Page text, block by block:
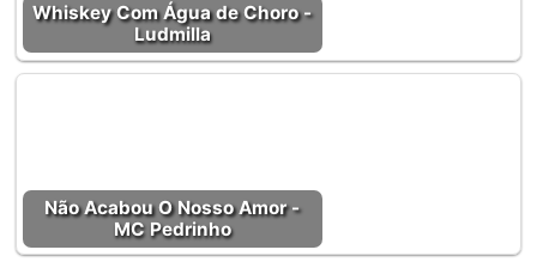
Whiskey Com Água de Choro -
Ludmilla
Não Acabou O Nosso Amor -
MC Pedrinho